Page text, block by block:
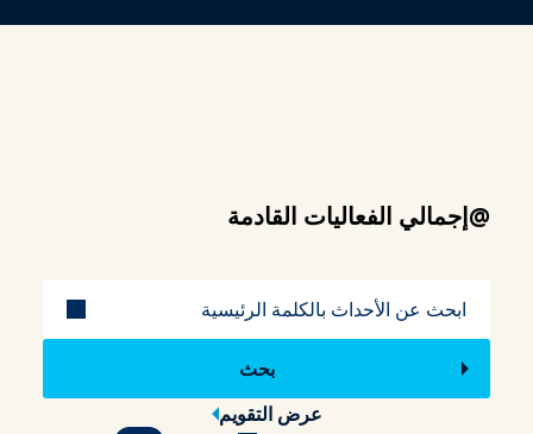
@إجمالي الفعاليات القادمة
عرض التقويم